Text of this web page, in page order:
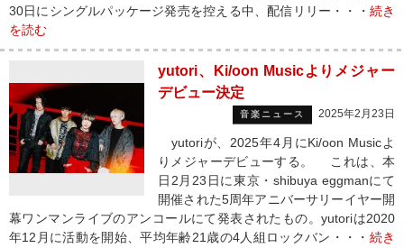
30日にシングルパッケージ発売を控える中、配信リリー・・・ 続き
を読む
yutori、Ki/oon Musicよりメジャー
デビュー決定
音楽ニュース 2025年2月23日
yutoriが、2025年4月にKi/oon Musicよ
りメジャーデビューする。 これは、本
日2月23日に東京・shibuya eggmanにて
開催された5周年アニバーサリーイヤー開
幕ワンマンライブのアンコールにて発表されたもの。yutoriは2020
年12月に活動を開始、平均年齢21歳の4人組ロックバン・・・ 続き